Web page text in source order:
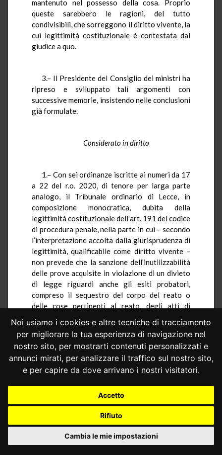
Noi usiamo i cookies e altre tecniche di tracciamento
per migliorare la tua esperienza di navigazione nel
nostro sito, per mostrarti contenuti personalizzati e
annunci mirati, per analizzare il traffico sul nostro sito,
e per capire da dove arrivano i nostri visitatori.
Accetto
Rifiuto
Cambia le mie impostazioni
mantenuto nel possesso della cosa. Proprio
queste sarebbero le ragioni, del tutto
condivisibili, che sorreggono il diritto vivente, la
cui legittimità costituzionale è contestata dal
giudice a quo.
3.– Il Presidente del Consiglio dei ministri ha
ripreso e sviluppato tali argomenti con
successive memorie, insistendo nelle conclusioni
già formulate.
Considerato in diritto
1.– Con sei ordinanze iscritte ai numeri da 17
a 22 del r.o. 2020, di tenore per larga parte
analogo, il Tribunale ordinario di Lecce, in
composizione monocratica, dubita della
legittimità costituzionale dell’art. 191 del codice
di procedura penale, nella parte in cui – secondo
l’interpretazione accolta dalla giurisprudenza di
legittimità, qualificabile come diritto vivente –
non prevede che la sanzione dell’inutilizzabilità
delle prove acquisite in violazione di un divieto
di legge riguardi anche gli esiti probatori,
compreso il sequestro del corpo del reato o
delle cose pertinenti al reato, degli atti di
personale compiuti dalla polizia giudiziaria fuori
dai casi tassativamente previsti dalla legge,
ovvero (secondo le sole ordinanze iscritte ai
numeri 17, 18, 20, 21 e 22 del r.o. 2020) non
convalidati, comunque sia, dal pubblico ministero
In alcune delle ordinanze, il rimettente
lamenta in modo specifico che l’inutilizzabilità
non colpisca anche le perquisizioni e le ispezioni
operate dalla polizia giudiziaria sulla base di